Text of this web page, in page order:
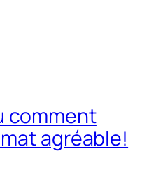
comment
agréable!